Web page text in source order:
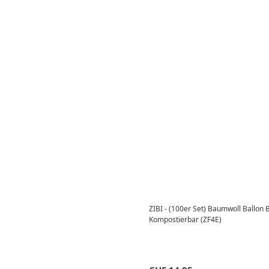
ZIBI - (100er Set) Baumwoll Ballon
Kompostierbar (ZF4E)